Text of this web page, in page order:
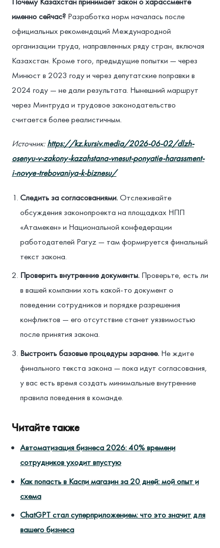
именно сейчас? Разработка норм началась после
официальных рекомендаций Международной
организации труда, направленных ряду стран, включая
Казахстан. Кроме того, предыдущие попытки — через
Минюст в 2023 году и через депутатские поправки в
2024 году — не дали результата. Нынешний маршрут
через Минтруда и трудовое законодательство
считается более реалистичным.
Источник:https://kz.kursiv.media/2026-06-02/dlzh-
osenyu-v-zakony-kazahstana-vnesut-ponyatie-harassment-
i-novye-trebovaniya-k-biznesu/
Следить за согласованиями.Отслеживайте
обсуждения законопроекта на площадках НПП
«Атамекен» и Национальной конфедерации
работодателей Paryz — там формируется финальный
текст закона.
Проверить внутренние документы. Проверьте, есть ли
в вашей компании хоть какой-то документ о
поведении сотрудников и порядке разрешения
конфликтов — его отсутствие станет уязвимостью
после принятия закона.
Выстроить базовые процедуры заранее. Не ждите
финального текста закона — пока идут согласования,
у вас есть время создать минимальные внутренние
правила поведения в команде.
Читайте также
Автоматизация бизнеса 2026: 40% времени
сотрудников уходит впустую
Как попасть в Каспи магазин за 20 дней: мой опыт и
схема
ChatGPT стал суперприложением: что это значит для
вашего бизнеса